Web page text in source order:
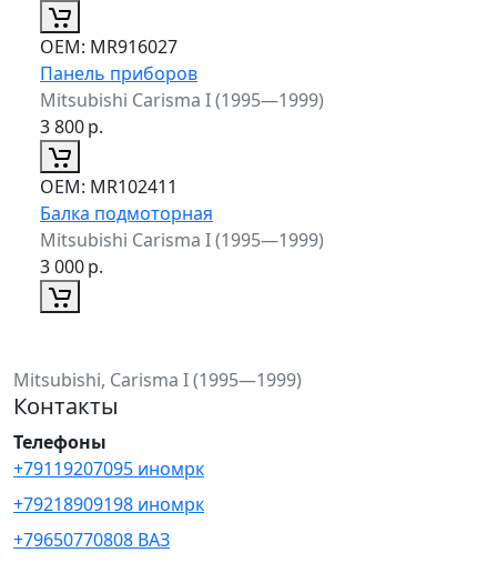
ОЕМ: MR916027
Панель приборов
Mitsubishi Carisma I (1995—1999)
3 800р.
ОЕМ: MR102411
Балка подмоторная
Mitsubishi Carisma I (1995—1999)
3 000р.
Mitsubishi, Carisma I (1995—1999)
Контакты
Телефоны
+79119207095 иномрк
+79218909198 иномрк
+79650770808 ВАЗ